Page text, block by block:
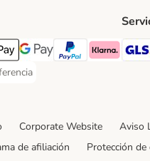
MethodPayment Method
Pay Payment Method
Google Pay Payment Method
PayPal Payment
Klarna
MethodPayment Method
Corporate Website Aviso
de afiliación Protección de